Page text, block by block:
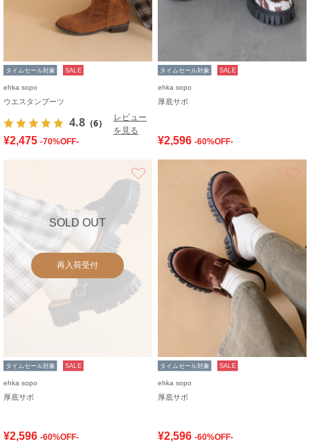
タイムセール対象 SALE
ehka sopo
ウエスタンブーツ
4.8 （6）
レビュー
を見る
¥2,475 -70%OFF-
タイムセール対象 SALE
ehka sopo
厚底サボ
¥2,596 -60%OFF-
SOLD OUT
再入荷受付
タイムセール対象 SALE
ehka sopo
厚底サボ
¥2,596 -60%OFF-
タイムセール対象 SALE
ehka sopo
厚底サボ
¥2,596 -60%OFF-